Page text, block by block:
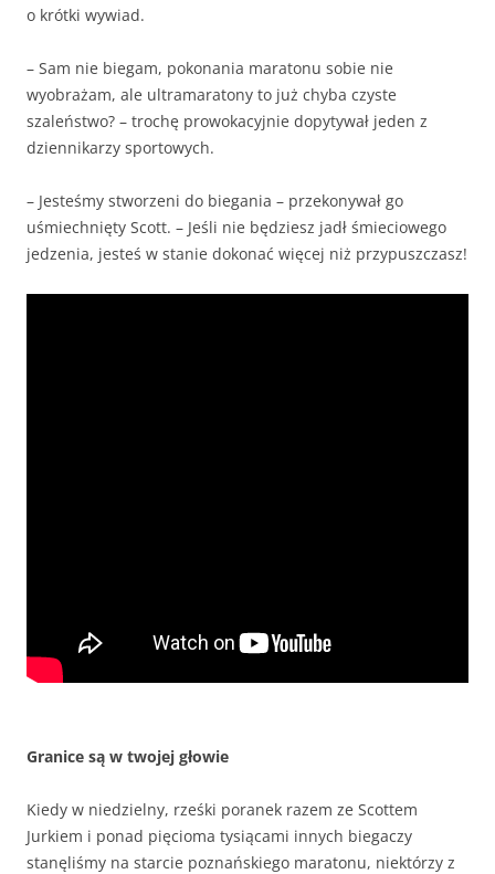
o krótki wywiad.
– Sam nie biegam, pokonania maratonu sobie nie
wyobrażam, ale ultramaratony to już chyba czyste
szaleństwo? – trochę prowokacyjnie dopytywał jeden z
dziennikarzy sportowych.
– Jesteśmy stworzeni do biegania – przekonywał go
uśmiechnięty Scott. – Jeśli nie będziesz jadł śmieciowego
jedzenia, jesteś w stanie dokonać więcej niż przypuszczasz!
Granice są w twojej głowie
Kiedy w niedzielny, rześki poranek razem ze Scottem
Jurkiem i ponad pięcioma tysiącami innych biegaczy
stanęliśmy na starcie poznańskiego maratonu, niektórzy z